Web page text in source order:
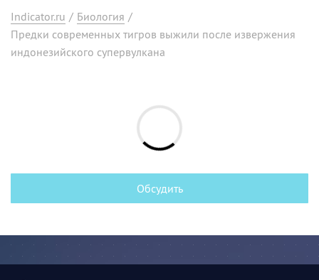
Indicator.ru / Биология /
Предки современных тигров выжили после извержения
индонезийского супервулкана
Обсудить